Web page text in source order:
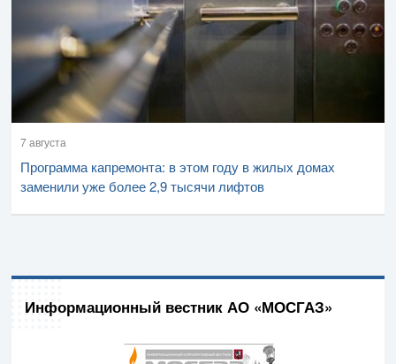
7 августа
Программа капремонта: в этом году в жилых домах
заменили уже более 2,9 тысячи лифтов
Информационный вестник АО «МОСГАЗ»